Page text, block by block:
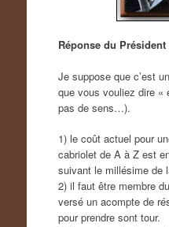
Réponse du Président
Je suppose que c’est
que vous vouliez dire «
pas de sens…).
1) le coût actuel pour
cabriolet de A à Z est
suivant le millésime de
2) il faut être membre
versé un acompte de
pour prendre sont tour.